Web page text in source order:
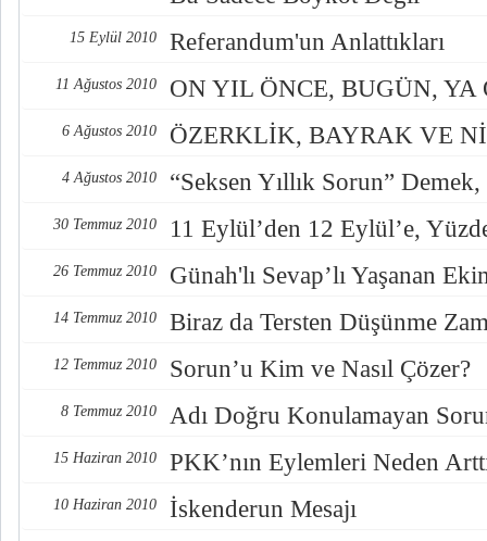
15 Eylül 2010 Referandum'un Anlattıkları
11 Ağustos 2010 ON YIL ÖNCE, BUGÜN, YA
6 Ağustos 2010 ÖZERKLİK, BAYRAK VE
4 Ağustos 2010 “Seksen Yıllık Sorun”
30 Temmuz 2010 11 Eylül’den 12 Eylül’e,
26 Temmuz 2010 Günah'lı Sevap’lı Yaşanan
14 Temmuz 2010 Biraz da Tersten Düşünme
12 Temmuz 2010 Sorun’u Kim ve Nasıl Çözer?
8 Temmuz 2010 Adı Doğru Konulamayan
15 Haziran 2010 PKK’nın Eylemleri Neden
10 Haziran 2010 İskenderun Mesajı